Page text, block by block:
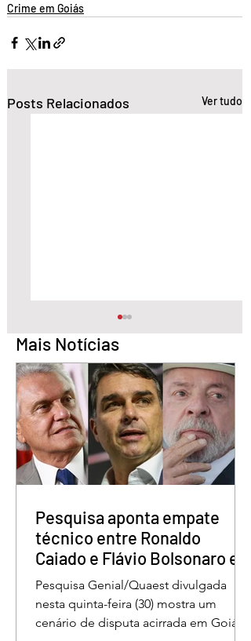
Crime em Goiás
Posts Relacionados Ver tudo
Pesquisa aponta Daniel
Vilela na liderança da
disputa pelo Governo
de Goiás
Mais Notícias
Pesquisa aponta empate
técnico entre Ronaldo
Caiado e Flávio Bolsonaro em
Goiás
Pesquisa Genial/Quaest divulgada
nesta quinta-feira (30) mostra um
cenário de disputa acirrada em Goiás